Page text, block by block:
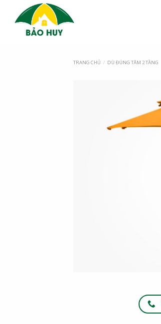
TRANG CHỦ / DÙ ĐÚNG TÂM 2 TẦNG